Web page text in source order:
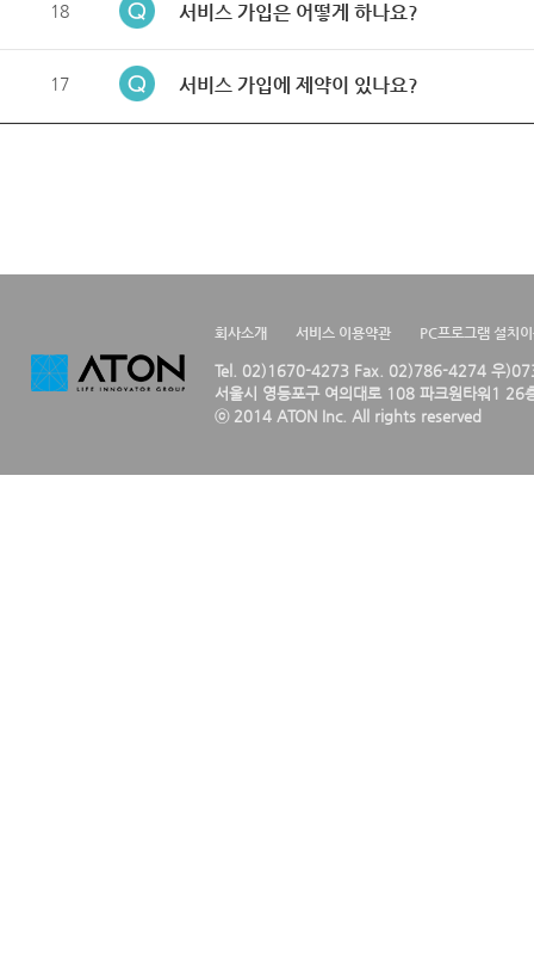
18 서비스 가입은 어떻게 하나요?
17 서비스 가입에 제약이 있나요?
회사소개 서비스 이용약관 PC프로그램 설치
Tel. 02)1670-4273 Fax. 02)786-4274 우
서울시 영등포구 여의대로 108 파크원타워1 26
ⓒ 2014 ATON Inc. All rights reserved